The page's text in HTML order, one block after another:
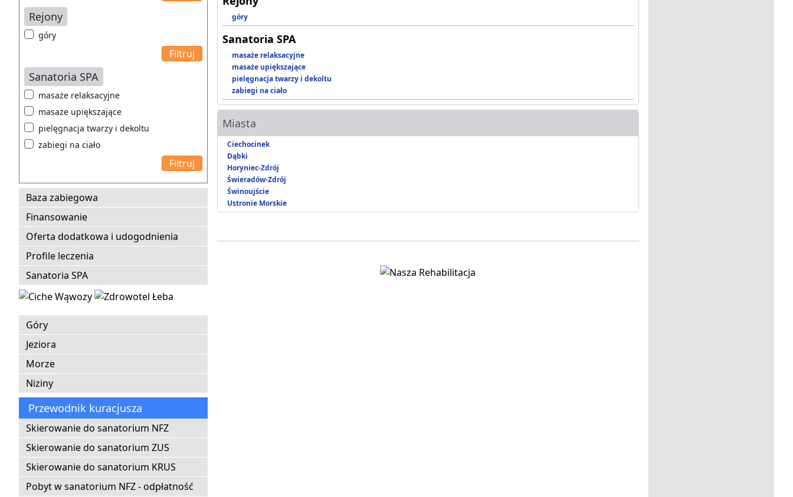
Rejony
góry
Sanatoria SPA
masaże relaksacyjne
masaże upiększające
pielęgnacja twarzy i dekoltu
zabiegi na ciało
Baza zabiegowa
Finansowanie
Oferta dodatkowa i udogodnienia
Profile leczenia
Sanatoria SPA
Góry
Jeziora
Morze
Niziny
Przewodnik kuracjusza
Skierowanie do sanatorium NFZ
Skierowanie do sanatorium ZUS
Skierowanie do sanatorium KRUS
Pobyt w sanatorium NFZ - odpłatność
góry
Sanatoria SPA
masaże relaksacyjne
masaże upiększające
pielęgnacja twarzy i dekoltu
zabiegi na ciało
Miasta
Ciechocinek
Dąbki
Horyniec-Zdrój
Świeradów-Zdrój
Świnoujście
Ustronie Morskie